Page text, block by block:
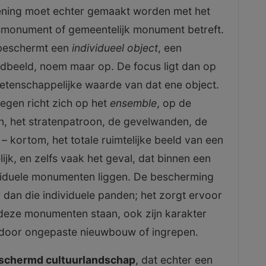
moet echter gemaakt worden met het
of gemeentelijk monument betreft.
een individueel object, een
noem maar op. De focus ligt dan op
waarde van dat ene object.
richt zich op het ensemble, op de
het stratenpatroon, de gevelwanden, de
kortom, het totale ruimtelijke beeld van een
en zelfs vaak het geval, dat binnen een
monumenten liggen. De bescherming
die individuele panden; het zorgt ervoor
monumenten staan, ook zijn karakter
ongepaste nieuwbouw of ingrepen.
cultuurlandschap, dat echter een